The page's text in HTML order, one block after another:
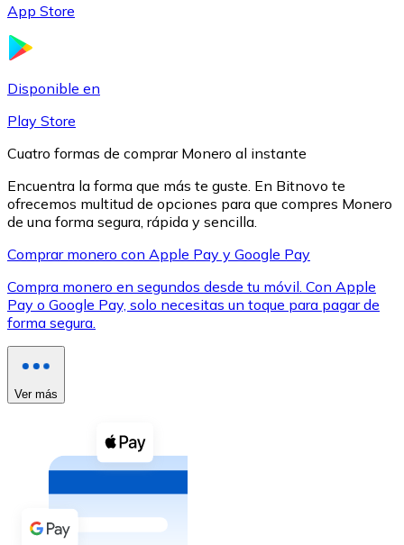
XRP
XRP
Efectivo
Comprar con efectivo
Transferencia SEPA
Añade fondos a tu cuenta Bitnovo o realiza compras
App Store
Disponible en
Play Store
Cuatro formas de comprar Monero al instante
Encuentra la forma que más te guste. En Bitnovo te
ofrecemos multitud de opciones para que compres Monero
de una forma segura, rápida y sencilla.
Comprar monero con Apple Pay y Google Pay
Compra monero en segundos desde tu móvil. Con Apple
Pay o Google Pay, solo necesitas un toque para pagar de
forma segura.
Ver más